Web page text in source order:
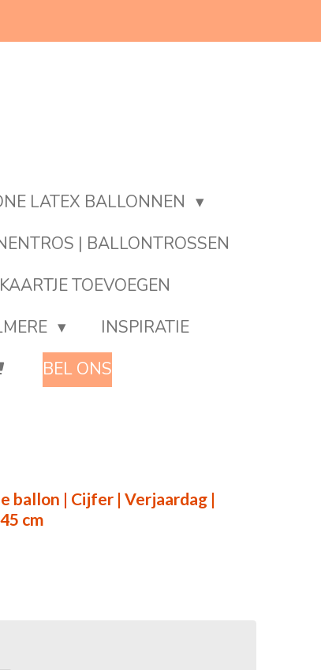
LATEX BALLONNEN
| BALLONTROSSEN
KAARTJE TOEVOEGEN
INSPIRATIE
BEL ONS
ballon | Cijfer | Verjaardag |
cm